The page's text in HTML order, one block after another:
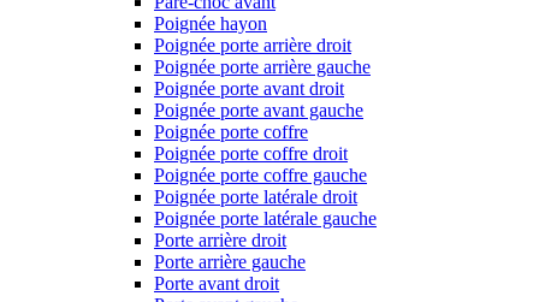
Poignée hayon
Poignée porte arrière droit
Poignée porte arrière gauche
Poignée porte avant droit
Poignée porte avant gauche
Poignée porte coffre
Poignée porte coffre droit
Poignée porte coffre gauche
Poignée porte latérale droit
Poignée porte latérale gauche
Porte arrière droit
Porte arrière gauche
Porte avant droit